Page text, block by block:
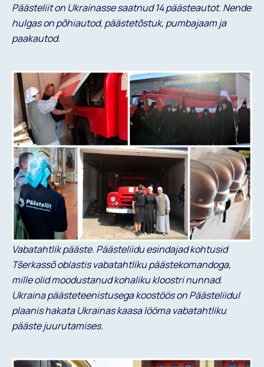
Päästeliit on Ukrainasse saatnud 14 päästeautot. Nende
hulgas on põhiautod, päästetõstuk, pumbajaam ja
paakautod.
Vabatahtlik pääste. Päästeliidu esindajad kohtusid
Tšerkassõ oblastis vabatahtliku päästekomandoga,
mille olid moodustanud kohaliku kloostri nunnad.
Ukraina päästeteenistusega koostöös on Päästeliidul
plaanis hakata Ukrainas kaasa lööma vabatahtliku
pääste juurutamises.
Minu Andmed
Tulumaksu tagastuseks on vaja sisestada
annetaja nimi ning isikukood.